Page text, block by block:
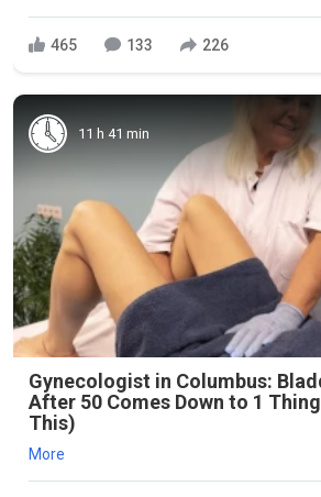
465 133 226
11 h 41 min
Gynecologist in Columbus:
After 50 Comes Down to 1
This)
More